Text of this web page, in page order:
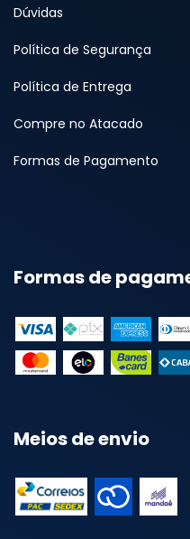
Dúvidas
Política de Segurança
Política de Entrega
Compre no Atacado
Formas de Pagamento
Formas de
Meios de envio